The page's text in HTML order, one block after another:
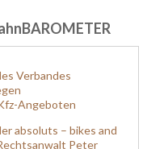
Verbandes
Angeboten
absoluts – bikes and
Peter